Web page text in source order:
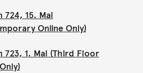
724, 15. Mai
Online Only)
723, 1. Mai (Third Floor